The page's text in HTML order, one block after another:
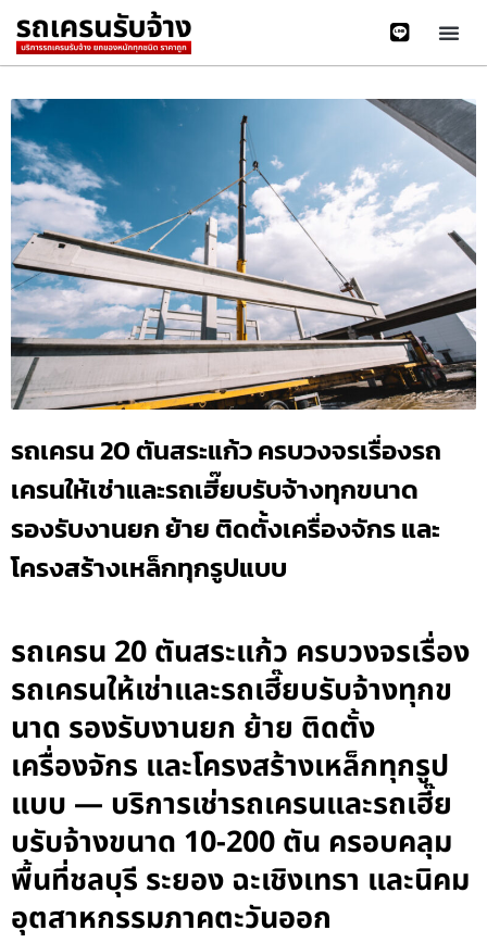
รถเครน 20 ตันสระแก้ว ครบวงจรเรื่องรถ
เครนให้เช่าและรถเฮี๊ยบรับจ้างทุกขนาด
รองรับงานยก ย้าย ติดตั้งเครื่องจักร และ
โครงสร้างเหล็กทุกรูปแบบ
รถเครน 20 ตันสระแก้ว ครบวงจรเรื่อง
รถเครนให้เช่าและรถเฮี๊ยบรับจ้างทุกข
นาด รองรับงานยก ย้าย ติดตั้ง
เครื่องจักร และโครงสร้างเหล็กทุกรูป
แบบ — บริการเช่ารถเครนและรถเฮี๊ย
บรับจ้างขนาด 10-200 ตัน ครอบคลุม
พื้นที่ชลบุรี ระยอง ฉะเชิงเทรา และนิคม
อุตสาหกรรมภาคตะวันออก